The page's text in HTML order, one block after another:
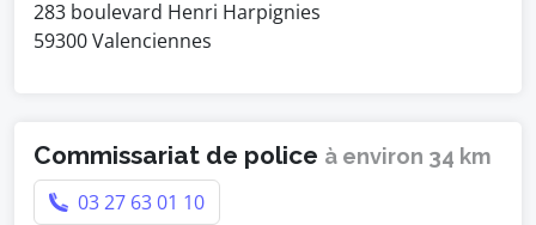
283 boulevard Henri Harpignies
59300 Valenciennes
Commissariat de police à environ 34 km
03 27 63 01 10